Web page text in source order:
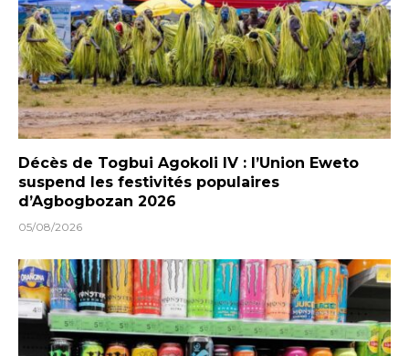
Décès de Togbui Agokoli IV : l’Union Eweto
suspend les festivités populaires
d’Agbogbozan 2026
05/08/2026